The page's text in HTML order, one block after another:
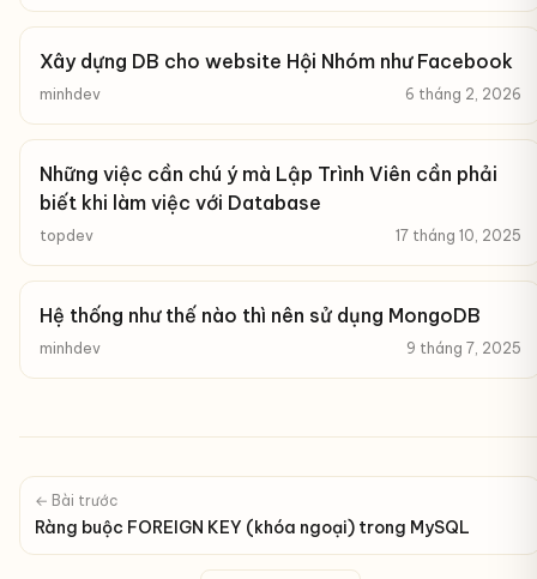
Xây dựng DB cho website Hội Nhóm như Facebook
minhdev 6 tháng 2, 2026
Những việc cần chú ý mà Lập Trình Viên cần phải
biết khi làm việc với Database
topdev 17 tháng 10, 2025
Hệ thống như thế nào thì nên sử dụng MongoDB
minhdev 9 tháng 7, 2025
← Bài trước
Ràng buộc FOREIGN KEY (khóa ngoại) trong MySQL